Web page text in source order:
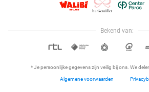
Bekend van:
* Je persoonlijke gegevens zijn veilig bij ons. We
Algemene voorwaarden
Mangez des sushis à Côte d'Opale
Hoi, onze
dus als je een vraag